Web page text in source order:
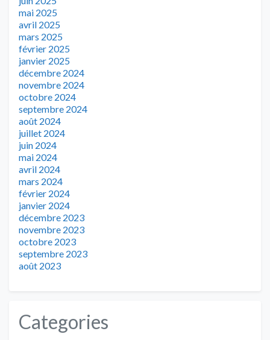
mai 2025
avril 2025
mars 2025
février 2025
janvier 2025
décembre 2024
novembre 2024
octobre 2024
septembre 2024
août 2024
juillet 2024
juin 2024
mai 2024
avril 2024
mars 2024
février 2024
janvier 2024
décembre 2023
novembre 2023
octobre 2023
septembre 2023
août 2023
Categories